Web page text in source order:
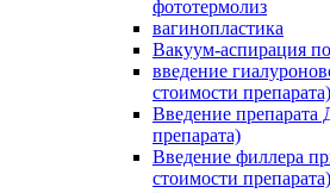
фототермолиз
вагинопластика
Вакуум-аспирация
введение
стоимости препарата)
Введение препарата
препарата)
Введение филлера
стоимости препарата)